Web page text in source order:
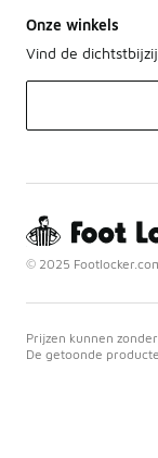
Onze winkels
Vind de
© 2025
Prijzen kunnen
De getoonde